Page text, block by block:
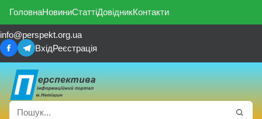
ГоловнаНовиниСтаттіДовідникКонтакти
info@perspekt.org.ua
ВхідРеєстрація